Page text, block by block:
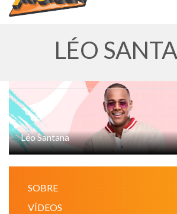
INÍCIO
AGENDA
NOTÍCIAS
LÉO
Léo Santana
SOBRE
VÍDEOS